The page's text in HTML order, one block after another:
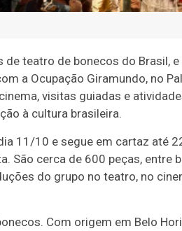
teatro de bonecos do Brasil, e
a Ocupação Giramundo, no
visitas guiadas e
à cultura brasileira.
11/10 e segue em cartaz até
São cerca de 600 peças, entre
do grupo no teatro, no
Com origem em Belo